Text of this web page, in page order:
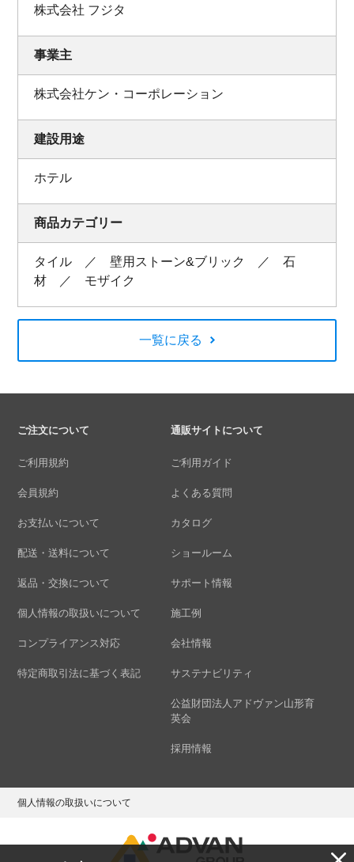
株式会社 フジタ
事業主
株式会社ケン・コーポレーション
建設用途
ホテル
商品カテゴリー
タイル ／ 壁用ストーン&ブリック ／ 石
材 ／ モザイク
一覧に戻る
ご注文について
ご利用規約
会員規約
お支払いについて
配送・送料について
返品・交換について
個人情報の取扱いについて
コンプライアンス対応
特定商取引法に基づく表記
通販サイトについて
ご利用ガイド
よくある質問
カタログ
ショールーム
サポート情報
施工例
会社情報
サステナビリティ
公益財団法人アドヴァン山形育
英会
採用情報
個人情報の取扱いについて